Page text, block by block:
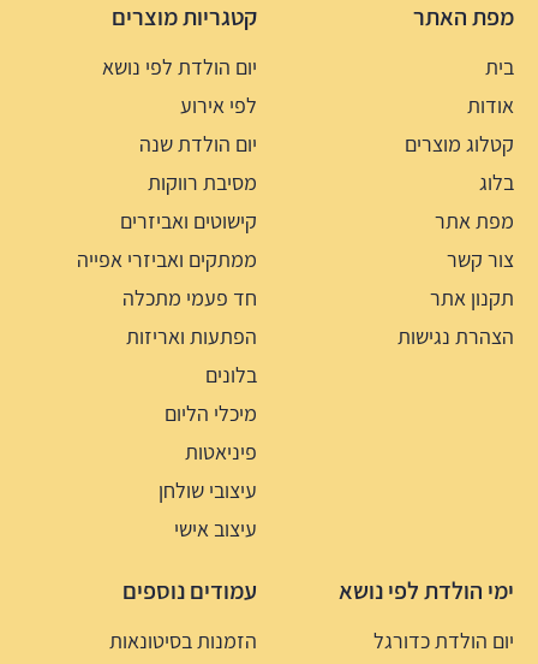
מפת האתר
בית
אודות
קטלוג מוצרים
בלוג
מפת אתר
צור קשר
תקנון אתר
הצהרת נגישות
קטגריות מוצרים
יום הולדת לפי נושא
לפי אירוע
יום הולדת שנה
מסיבת רווקות
קישוטים ואביזרים
ממתקים ואביזרי אפייה
חד פעמי מתכלה
הפתעות ואריזות
בלונים
מיכלי הליום
פיניאטות
עיצובי שולחן
עיצוב אישי
ימי הולדת לפי נושא
יום הולדת כדורגל
עמודים נוספים
הזמנות בסיטונאות